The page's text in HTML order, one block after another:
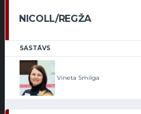
NICOLL/REGŽA
SASTĀVS
Vineta Smilga